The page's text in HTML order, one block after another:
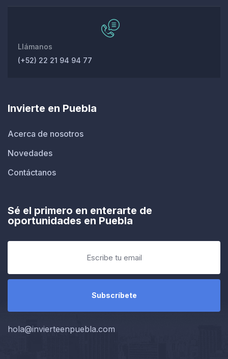
Llámanos
(+52) 22 21 94 94 77
Invierte en Puebla
Acerca de nosotros
Novedades
Contáctanos
Sé el primero en enterarte de
oportunidades en Puebla
hola@invierteenpuebla.com